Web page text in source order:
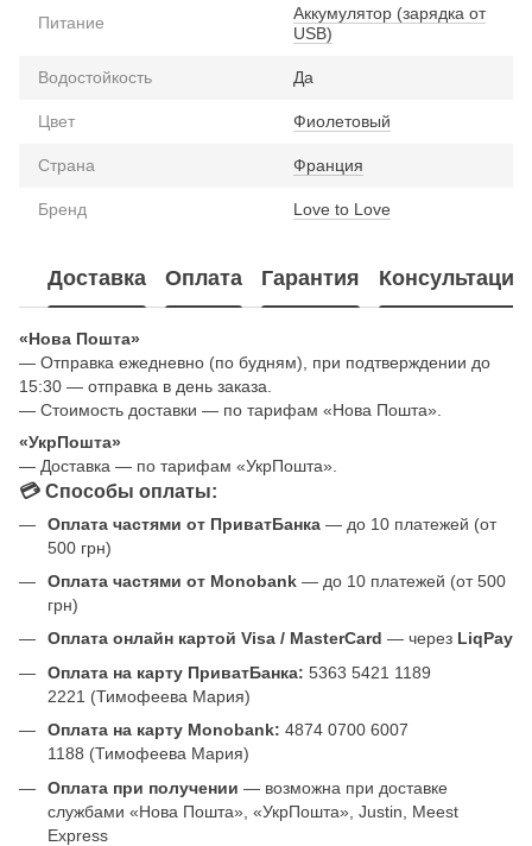
Питание
Аккумулятор (зарядка от
USB)
Водостойкость Да
Цвет Фиолетовый
Страна Франция
Бренд Love to Love
Доставка Оплата Гарантия Консультация
«Нова Пошта»
— Отправка ежедневно (по будням), при подтверждении до
15:30 — отправка в день заказа.
— Стоимость доставки — по тарифам «Нова Пошта».
«УкрПошта»
— Доставка — по тарифам «УкрПошта».
💳 Способы оплаты:
Оплата частями от ПриватБанка — до 10 платежей (от
500 грн)
Оплата частями от Monobank — до 10 платежей (от 500
грн)
Оплата онлайн картой Visa / MasterCard — через LiqPay
Оплата на карту ПриватБанка: 5363 5421 1189
2221 (Тимофеева Мария)
Оплата на карту Monobank: 4874 0700 6007
1188 (Тимофеева Мария)
Оплата при получении — возможна при доставке
службами «Нова Пошта», «УкрПошта», Justin, Meest
Express